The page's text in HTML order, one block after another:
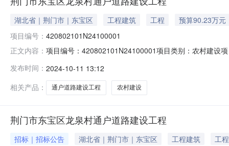
湖北省｜荆门市｜东宝区 工程建筑 工程
预算90.23万元
项目编号： 420802101N24100001
正文内容： 项目编号：420802101N24100001项目类别：农村建设
发布时间： 2024-10-11 13:12
相关产品：
通户道路建设工程 农村建设
荆门市东宝区龙泉村通户道路建设工程
招标｜招标公告 湖北省｜荆门市｜东宝区 工程建筑
工程